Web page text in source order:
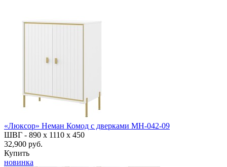
«Люксор» Неман Комод с дверками МН-042-09
ШВГ - 890 х 1110 х 450
32,900 руб.
Купить
новинка